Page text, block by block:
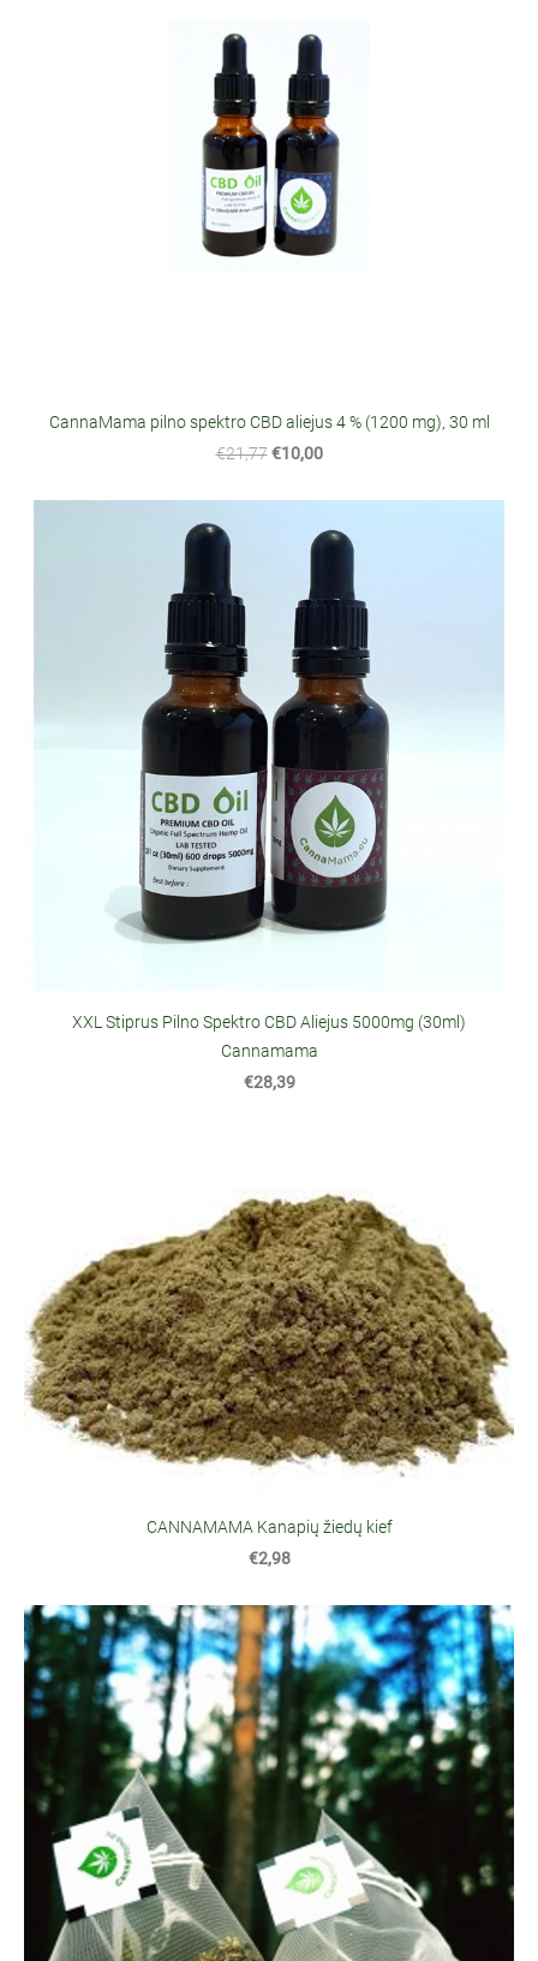
CannaMama pilno spektro CBD aliejus 4 % (1200 mg), 30 ml
€21,77 €10,00
XXL Stiprus Pilno Spektro CBD Aliejus 5000mg (30ml)
Cannamama
€28,39
CANNAMAMA Kanapių žiedų kief
€2,98